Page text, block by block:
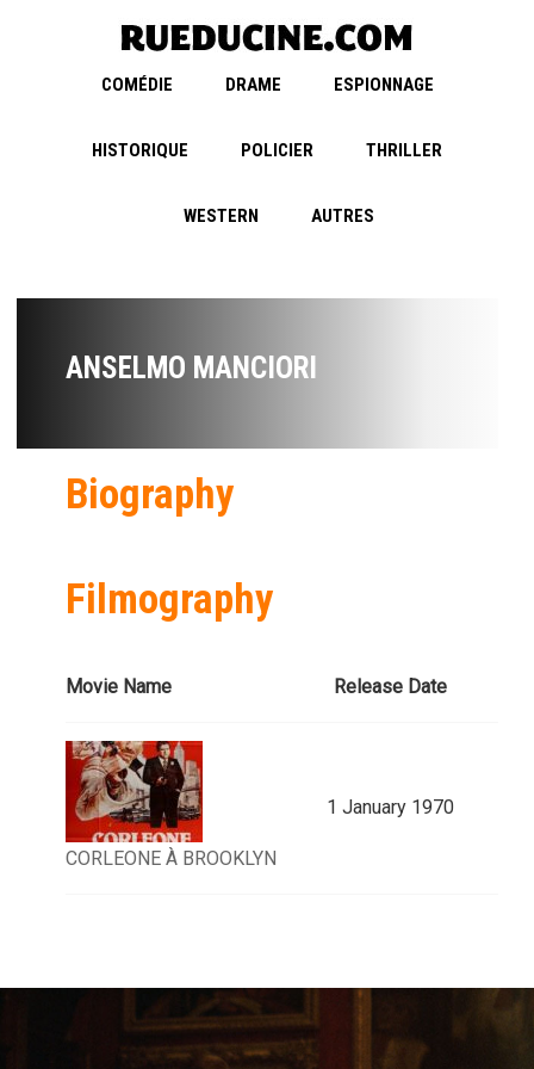
COMÉDIE DRAME ESPIONNAGE
HISTORIQUE POLICIER THRILLER
WESTERN AUTRES
ANSELMO MANCIORI
Biography
Filmography
Movie Name Release Date
CORLEONE À BROOKLYN
1 January 1970